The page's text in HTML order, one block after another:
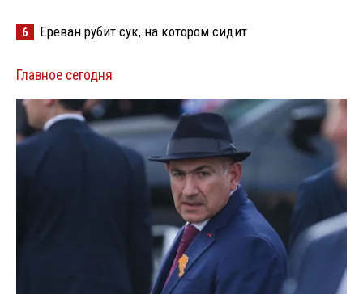
6 Ереван рубит сук, на котором сидит
Главное сегодня